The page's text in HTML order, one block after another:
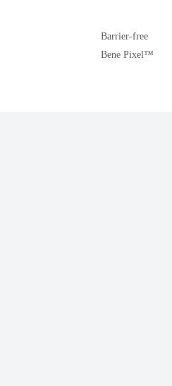
Barrier-free
Bene Pixel™